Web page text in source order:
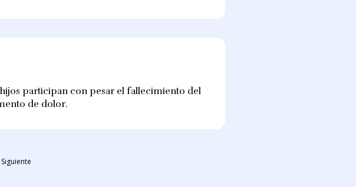
participan con pesar el fallecimiento del
de dolor.
Siguiente